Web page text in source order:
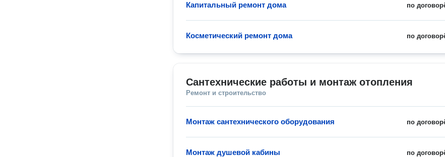
по
Капитальный ремонт дома
по
Косметический ремонт дома
Сантехнические работы и монтаж отопления
Ремонт и строительство
по
Монтаж сантехнического оборудования
по
Монтаж душевой кабины